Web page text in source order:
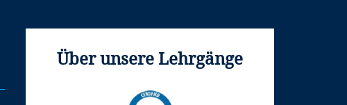
Über unsere Lehrgänge